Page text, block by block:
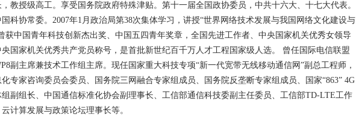
教授级高工。享受国务院政府特殊津贴。第十一届全国政协委员，中共十六大、十七大代表。
科协常委。2007年1月政治局第38次集体学习，讲授“世界网络技术发展与我国网络文化建设与
获中国青年科技创新杰出奖、中国五四青年奖章，全国先进工作者、中央国家机关优秀女领导
国家机关优秀共产党员称号，是首批新世纪百千万人才工程国家级人选。 曾任国际电信联盟
副主席兼技术工作组主席。现任国家重大科技专项“新一代宽带无线移动通信网”副总工程师，
化专家咨询委员会委员、国务院三网融合专家组成员、国务院反垄断专家组成员、国家“863” 4G
副组长、中国通信标准化协会副理事长、工信部通信科技委副主任委员、工信部TD-LTE工作
计算发展与政策论坛理事长等。